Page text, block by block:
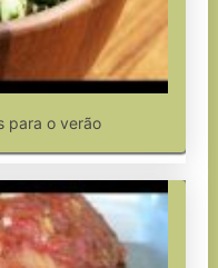
para o verão